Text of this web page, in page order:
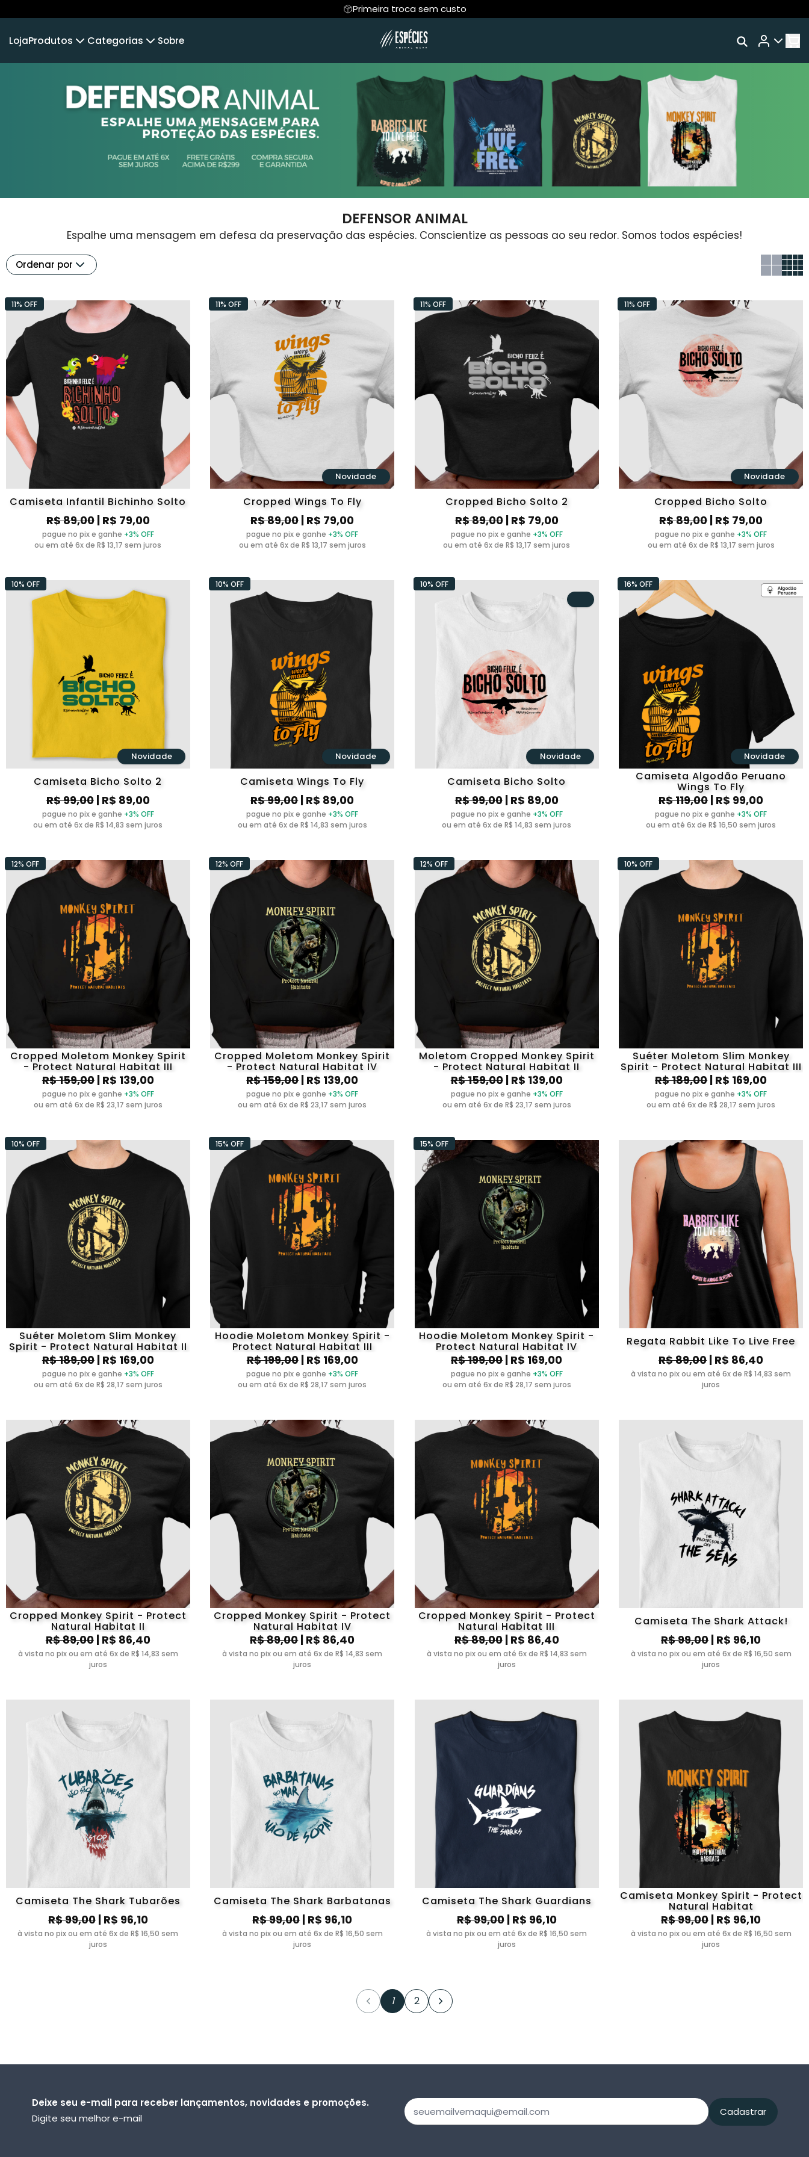
Primeira troca sem custo
LojaProdutos
Cropped Moletom Hoodie Moletom Suéter Moletom
Body Infantil
Categorias
PROJETO MUCKY ESPÍRITO ANIMAL
LINHA INFANTIL
Sobre
Trocar Meu Pedido
Avaliar Meu Pedido
DEFENSOR ANIMAL
Espalhe uma mensagem em defesa da preservação das espécies. Conscientize as pessoas ao seu redor. Somos todos espécies!
Ordenar por
Camiseta Infantil Bichinho Solto
R$ 89,00| R$ 79,00
pague no pix e ganhe +3% OFF
ou em até 6x de R$ 13,17 sem juros
11% OFF
Novidade
Cropped Wings To Fly
R$ 89,00| R$ 79,00
pague no pix e ganhe +3% OFF
ou em até 6x de R$ 13,17 sem juros
11% OFF
Cropped Bicho Solto 2
R$ 89,00| R$ 79,00
pague no pix e ganhe +3% OFF
ou em até 6x de R$ 13,17 sem juros
11% OFF
Novidade
Cropped Bicho Solto
R$ 89,00| R$ 79,00
pague no pix e ganhe +3% OFF
ou em até 6x de R$ 13,17 sem juros
11% OFF
Novidade
Camiseta Bicho Solto 2
R$ 99,00| R$ 89,00
pague no pix e ganhe +3% OFF
ou em até 6x de R$ 14,83 sem juros
10% OFF
Novidade
Camiseta Wings To Fly
R$ 99,00| R$ 89,00
pague no pix e ganhe +3% OFF
ou em até 6x de R$ 14,83 sem juros
10% OFF
Novidade
Camiseta Bicho Solto
R$ 99,00| R$ 89,00
pague no pix e ganhe +3% OFF
ou em até 6x de R$ 14,83 sem juros
10% OFF
Novidade
Camiseta Algodão Peruano
Wings To Fly
R$ 119,00| R$ 99,00
pague no pix e ganhe +3% OFF
ou em até 6x de R$ 16,50 sem juros
16% OFF
Cropped Moletom Monkey Spirit
- Protect Natural Habitat III
R$ 159,00| R$ 139,00
pague no pix e ganhe +3% OFF
ou em até 6x de R$ 23,17 sem juros
12% OFF
Cropped Moletom Monkey Spirit
- Protect Natural Habitat IV
R$ 159,00| R$ 139,00
pague no pix e ganhe +3% OFF
ou em até 6x de R$ 23,17 sem juros
12% OFF
Moletom Cropped Monkey Spirit
- Protect Natural Habitat II
R$ 159,00| R$ 139,00
pague no pix e ganhe +3% OFF
ou em até 6x de R$ 23,17 sem juros
12% OFF
Suéter Moletom Slim Monkey
Spirit - Protect Natural Habitat III
R$ 189,00| R$ 169,00
pague no pix e ganhe +3% OFF
ou em até 6x de R$ 28,17 sem juros
10% OFF
Suéter Moletom Slim Monkey
Spirit - Protect Natural Habitat II
R$ 189,00| R$ 169,00
pague no pix e ganhe +3% OFF
ou em até 6x de R$ 28,17 sem juros
10% OFF
Hoodie Moletom Monkey Spirit -
Protect Natural Habitat III
R$ 199,00| R$ 169,00
pague no pix e ganhe +3% OFF
ou em até 6x de R$ 28,17 sem juros
15% OFF
Hoodie Moletom Monkey Spirit -
Protect Natural Habitat IV
R$ 199,00| R$ 169,00
pague no pix e ganhe +3% OFF
ou em até 6x de R$ 28,17 sem juros
15% OFF
Regata Rabbit Like To Live Free
R$ 89,00| R$ 86,40
à vista no pix ou em até 6x de R$ 14,83 sem
juros
Cropped Monkey Spirit - Protect
Natural Habitat II
R$ 89,00| R$ 86,40
à vista no pix ou em até 6x de R$ 14,83 sem
juros
Cropped Monkey Spirit - Protect
Natural Habitat IV
R$ 89,00| R$ 86,40
à vista no pix ou em até 6x de R$ 14,83 sem
juros
Cropped Monkey Spirit - Protect
Natural Habitat III
R$ 89,00| R$ 86,40
à vista no pix ou em até 6x de R$ 14,83 sem
juros
Camiseta The Shark Attack!
R$ 99,00| R$ 96,10
à vista no pix ou em até 6x de R$ 16,50 sem
juros
Camiseta The Shark Tubarões
R$ 99,00| R$ 96,10
à vista no pix ou em até 6x de R$ 16,50 sem
juros
Camiseta The Shark Barbatanas
R$ 99,00| R$ 96,10
à vista no pix ou em até 6x de R$ 16,50 sem
juros
Camiseta The Shark Guardians
R$ 99,00| R$ 96,10
à vista no pix ou em até 6x de R$ 16,50 sem
juros
Camiseta Monkey Spirit - Protect
Natural Habitat
R$ 99,00| R$ 96,10
à vista no pix ou em até 6x de R$ 16,50 sem
juros
1 2
Deixe seu e-mail para receber lançamentos, novidades e promoções.
Digite seu melhor e-mail